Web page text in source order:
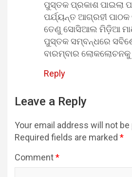
ପୁସ୍ତକ ପ୍ରକାଶ ପାଇଲା
ପର୍ଯ୍ୟନ୍ତ ଆଗ୍ରହୀ ପାଠକ
ତେଣୁ ସୋସିଆଲ ମିଡ଼ିଆ
ପୁସ୍ତକ ସମ୍ବନ୍ଧରେ
ବାରମ୍ବାର ଲୋକଲୋଚନକୁ
Reply
Leave a Reply
Your email address will not be
Required fields are marked *
Comment*